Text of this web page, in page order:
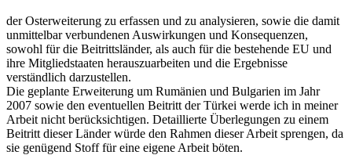
der Osterweiterung zu erfassen und zu analysieren, sowie die damit
unmittelbar verbundenen Auswirkungen und Konsequenzen,
sowohl für die Beitrittsländer, als auch für die bestehende EU und
ihre Mitgliedstaaten herauszuarbeiten und die Ergebnisse
verständlich darzustellen.
Die geplante Erweiterung um Rumänien und Bulgarien im Jahr
2007 sowie den eventuellen Beitritt der Türkei werde ich in meiner
Arbeit nicht berücksichtigen. Detaillierte Überlegungen zu einem
Beitritt dieser Länder würde den Rahmen dieser Arbeit sprengen, da
sie genügend Stoff für eine eigene Arbeit böten.